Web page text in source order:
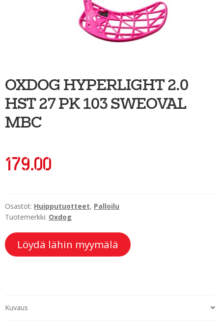
Sportia-tili
OXDOG HYPERLIGHT 2.0
HST 27 PK 103 SWEOVAL
MBC
179.00
Osastot: Huipputuotteet, Palloilu
Tuotemerkki: Oxdog
Löydä lähin myymälä
Kuvaus